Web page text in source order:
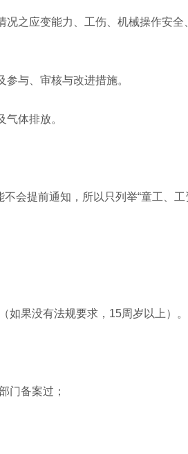
之应变能力、工伤、机械操作安全
与、审核与改进措施。
体排放。
会提前通知，所以只列举“童工、工
如果没有法规要求，15周岁以上）。
门备案过；